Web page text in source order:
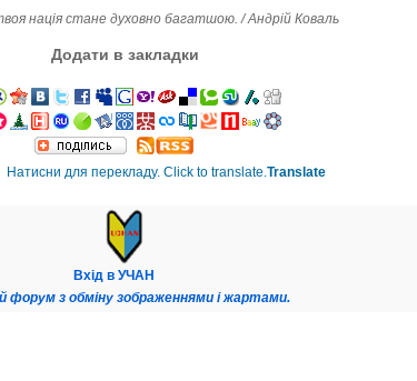
нація стане духовно багатшою. / Андрій Коваль
Додати в закладки
Translate
Вхід в УЧАН
форум з обміну зображеннями і жартами.